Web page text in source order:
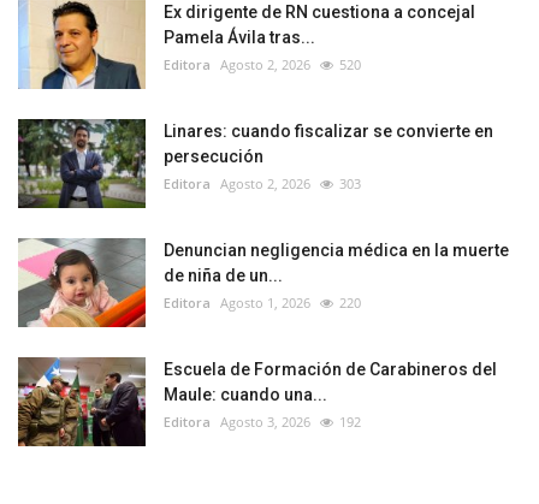
Ex dirigente de RN cuestiona a concejal
Pamela Ávila tras...
Editora Agosto 2, 2026 520
Linares: cuando fiscalizar se convierte en
persecución
Editora Agosto 2, 2026 303
Denuncian negligencia médica en la muerte
de niña de un...
Editora Agosto 1, 2026 220
Escuela de Formación de Carabineros del
Maule: cuando una...
Editora Agosto 3, 2026 192